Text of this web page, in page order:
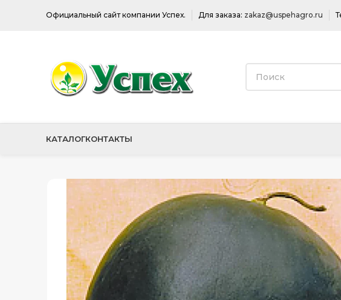
Официальный сайт компании Успех. Для заказа: zakaz@uspehagro.ru
КАТАЛОГКОНТАКТЫ